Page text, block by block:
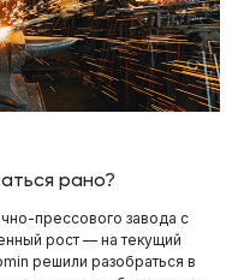
рано?
прессового завода с
рост — на текущий
решили разобраться в